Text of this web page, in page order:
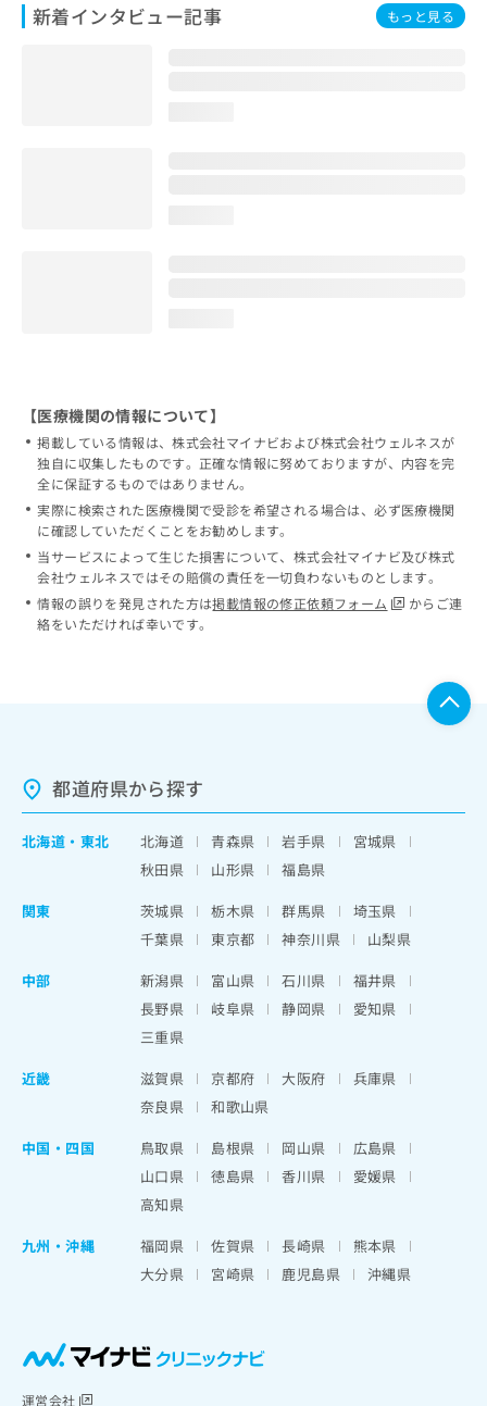
新着インタビュー記事 もっと見る
【医療機関の情報について】
掲載している情報は、株式会社マイナビおよび株式会社ウェルネスが
独自に収集したものです。正確な情報に努めておりますが、内容を完
全に保証するものではありません。
実際に検索された医療機関で受診を希望される場合は、必ず医療機関
に確認していただくことをお勧めします。
当サービスによって生じた損害について、株式会社マイナビ及び株式
会社ウェルネスではその賠償の責任を一切負わないものとします。
情報の誤りを発見された方は掲載情報の修正依頼フォーム
からご連
絡をいただければ幸いです。
都道府県から探す
北海道 ・ 東北 北海道 青森県 岩手県
宮城県
秋田県
山形県
福島県
関東
茨城県 栃木県 群馬県
埼玉県
千葉県
東京都 神奈川県
山梨県
中部
新潟県 富山県 石川県
福井県
長野県
岐阜県 静岡県
愛知県
三重県
近畿
滋賀県 京都府 大阪府
兵庫県
奈良県
和歌山県
中国・四国
鳥取県 島根県 岡山県
広島県
山口県
徳島県 香川県
愛媛県
高知県
九州・沖縄
福岡県 佐賀県 長崎県
熊本県
大分県
宮崎県 鹿児島県 沖縄県
運営会社